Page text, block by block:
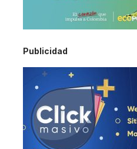
Publicidad